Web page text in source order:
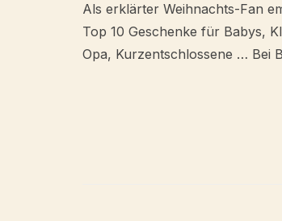
Als erklärter Weihnachts-Fan
Top 10 Geschenke für Babys,
Opa, Kurzentschlossene … Bei